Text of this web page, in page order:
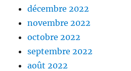
décembre 2022
novembre 2022
octobre 2022
septembre 2022
août 2022